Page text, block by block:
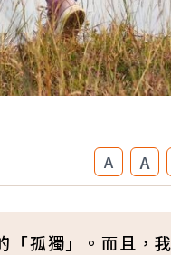
A A
「孤獨」。而且，